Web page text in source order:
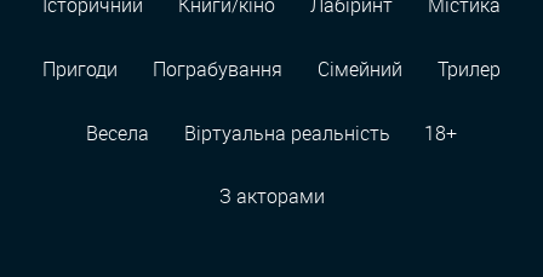
Пригоди Пограбування Сімейний Трилер
Весела Віртуальна реальність 18+
З акторами